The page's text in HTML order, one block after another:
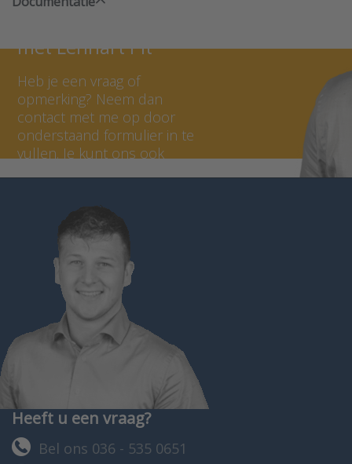
met Lennart Pit
Heb je een vraag of
opmerking? Neem dan
contact met me op door
onderstaand formulier in te
vullen. Je kunt ons ook
Heeft u een vraag?
Bel ons 036 - 535 0651